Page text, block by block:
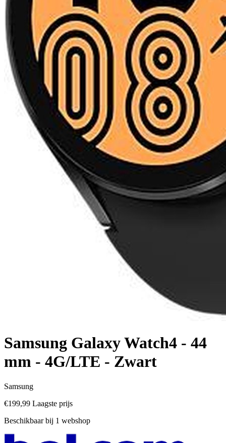
Samsung Galaxy Watch4 - 44
mm - 4G/LTE - Zwart
Samsung
€199,99 Laagste prijs
Beschikbaar bij 1 webshop